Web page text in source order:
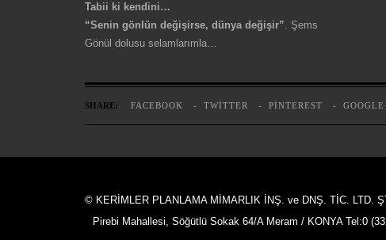
Tabii ki kendini…
“Senin gönlün değişirse, dünya değişir”. Şems
Gönül dolusu selamlarımla…
SHARE: FACEBOOK TWITTER PINTEREST
© KERİMLER PLANLAMA MİMARLIK İNŞ. ve DNŞ. TİC. LTD.
Pirebi Mahallesi, Söğütlü Sokak 64/A Meram / KONYA Tel:0